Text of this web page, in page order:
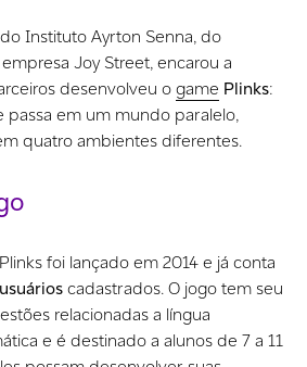
Instituto Ayrton Senna, do
Joy Street, encarou a
desenvolveu ogame Plinks:
passa em um mundo paralelo,
quatro ambientes diferentes.
foi lançado em 2014 e já conta
usuárioscadastrados. O jogo tem seu
relacionadas a língua
e é destinado a alunos de 7 a 11